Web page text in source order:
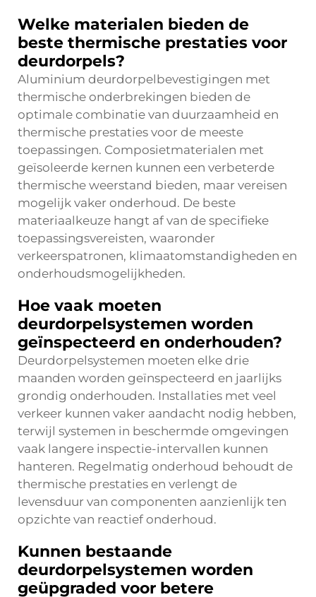
Welke materialen bieden de
beste thermische prestaties voor
deurdorpels?
Aluminium deurdorpelbevestigingen met
thermische onderbrekingen bieden de
optimale combinatie van duurzaamheid en
thermische prestaties voor de meeste
toepassingen. Composietmaterialen met
geïsoleerde kernen kunnen een verbeterde
thermische weerstand bieden, maar vereisen
mogelijk vaker onderhoud. De beste
materiaalkeuze hangt af van de specifieke
toepassingsvereisten, waaronder
verkeerspatronen, klimaatomstandigheden en
onderhoudsmogelijkheden.
Hoe vaak moeten
deurdorpelsystemen worden
geïnspecteerd en onderhouden?
Deurdorpelsystemen moeten elke drie
maanden worden geïnspecteerd en jaarlijks
grondig onderhouden. Installaties met veel
verkeer kunnen vaker aandacht nodig hebben,
terwijl systemen in beschermde omgevingen
vaak langere inspectie-intervallen kunnen
hanteren. Regelmatig onderhoud behoudt de
thermische prestaties en verlengt de
levensduur van componenten aanzienlijk ten
opzichte van reactief onderhoud.
Kunnen bestaande
deurdorpelsystemen worden
geüpgraded voor betere